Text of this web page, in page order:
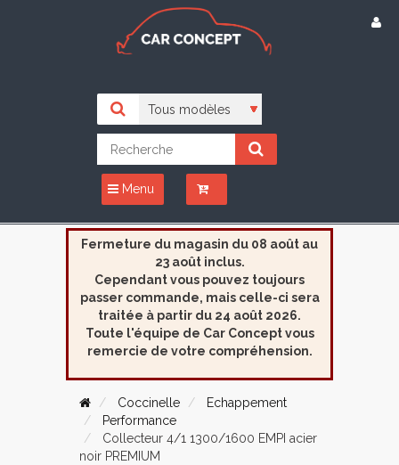
Menu
Fermeture du magasin du 08 août au
23 août inclus.
Cependant vous pouvez toujours
passer commande, mais celle-ci sera
traitée à partir du 24 août 2026.
Toute l'équipe de Car Concept vous
remercie de votre compréhension.
Coccinelle
Echappement
Performance
Collecteur 4/1 1300/1600 EMPI acier
noir PREMIUM